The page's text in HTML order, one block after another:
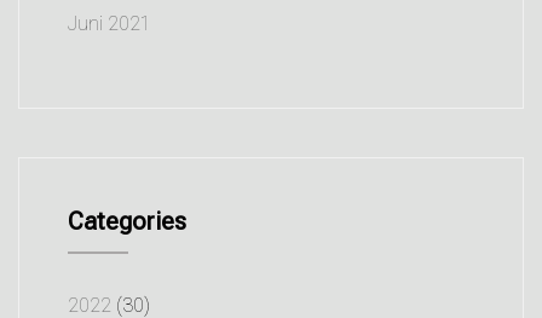
Juni 2021
Categories
2022 (30)